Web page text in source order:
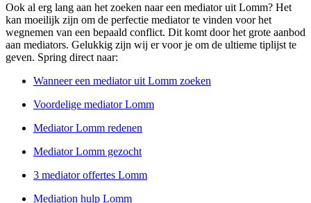
Ook al erg lang aan het zoeken naar een mediator uit Lomm? Het
kan moeilijk zijn om de perfectie mediator te vinden voor het
wegnemen van een bepaald conflict. Dit komt door het grote aanbod
aan mediators. Gelukkig zijn wij er voor je om de ultieme tiplijst te
geven. Spring direct naar:
Wanneer een mediator uit Lomm zoeken
Voordelige mediator Lomm
Mediator Lomm redenen
Mediator Lomm gezocht
3 mediator offertes Lomm
Mediation hulp Lomm